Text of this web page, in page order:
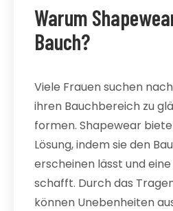
Warum
Bauch?
Viele Frauen suchen
ihren Bauchbereich zu
formen. Shapewear
Lösung, indem sie den
erscheinen lässt und
schafft. Durch das
können Unebenheiten